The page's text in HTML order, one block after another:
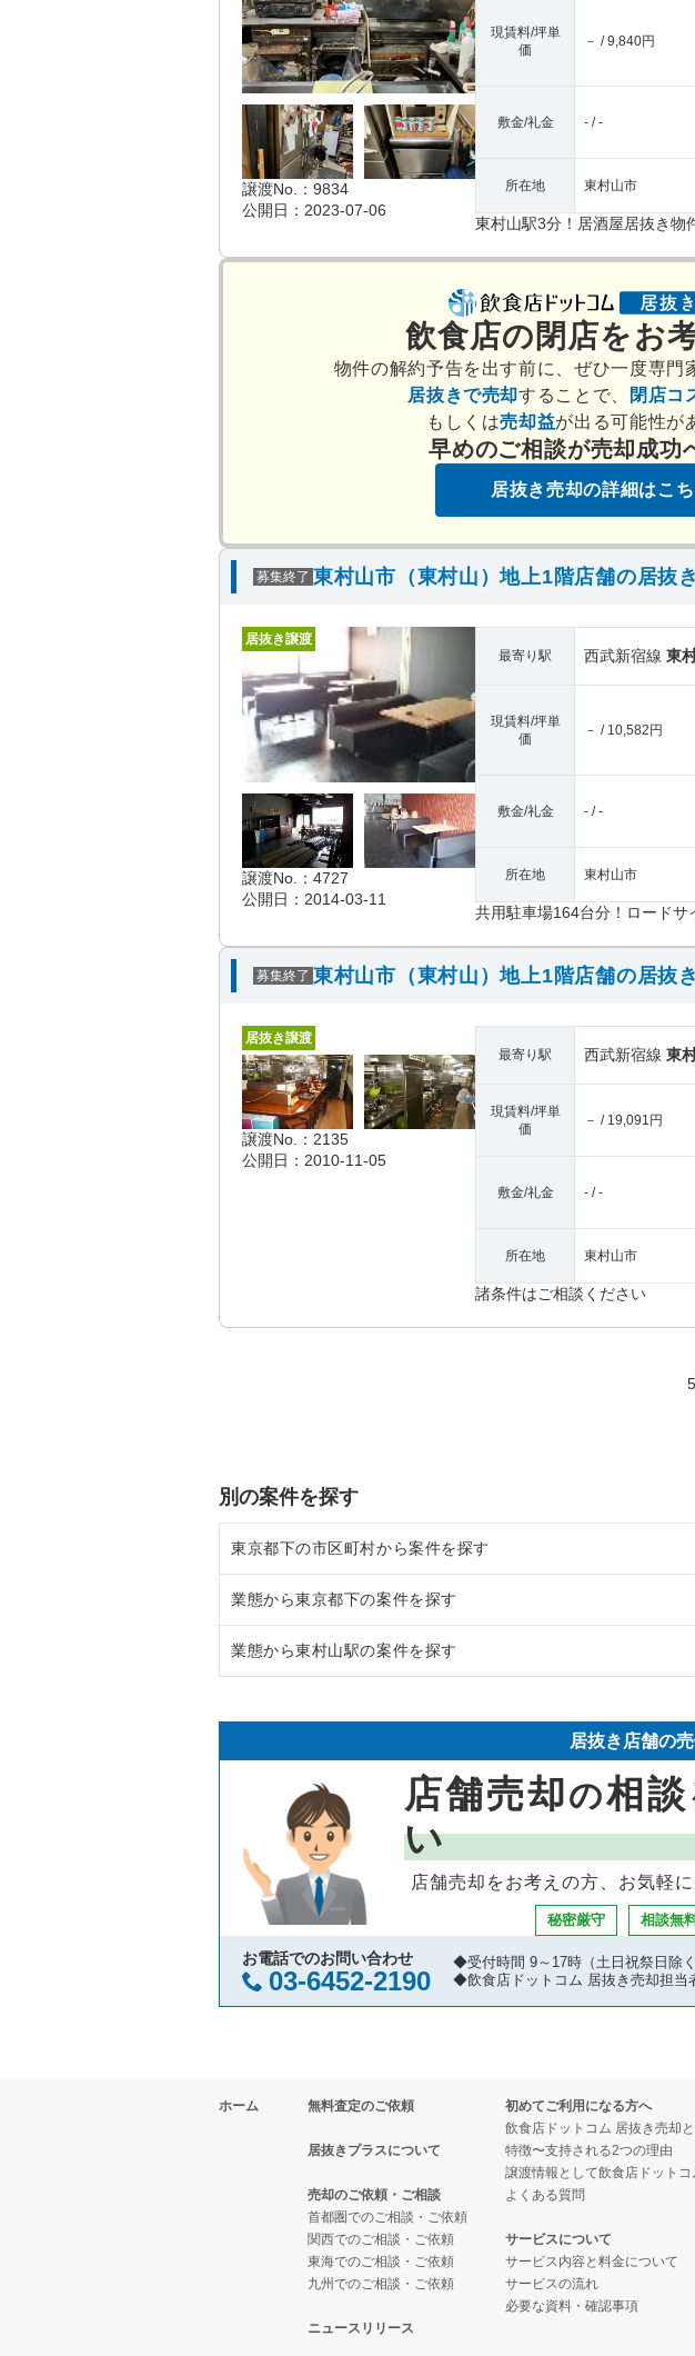
譲渡No.：9834
公開日：2023-07-06
現賃料/坪単
価
－ / 9,840円
敷金/礼金 - / -
所在地 東村山市
東村山駅3分！居酒屋居抜き物
飲食店の閉店をお
物件の解約予告を出す前に、ぜひ一度専門
居抜きで売却することで、 閉店コ
もしくは売却益が出る可能性が
早めのご相談が売却成功
居抜き売却の詳細はこち
募集終了 東村山市（東村山）地上1階店舗の居抜
居抜き譲渡
譲渡No.：4727
公開日：2014-03-11
最寄り駅 西武新宿線 東
現賃料/坪単
価
－ / 10,582円
敷金/礼金 - / -
所在地 東村山市
共用駐車場164台分！ロードサ
募集終了 東村山市（東村山）地上1階店舗の居抜
居抜き譲渡
譲渡No.：2135
公開日：2010-11-05
最寄り駅 西武新宿線 東
現賃料/坪単
価
－ / 19,091円
敷金/礼金 - / -
所在地 東村山市
諸条件はご相談ください
5
別の案件を探す
東京都下の市区町村から案件を探す
調布市の飲食店の居抜き売却物件の案件一覧
八王子市の飲食店の居抜き売却物件の案件一覧
立川市の飲食店の居抜き売却物件の案件一覧
町田市の飲食店の居抜き売却物件の案件一覧
東村山市の飲食店の居抜き売却物件の案件一覧
国立市の飲食店の居抜き売却物件の案件一覧
小金井市の飲食店の居抜き売却物件の案件一覧
府中市の飲食店の居抜き売却物件の案件一覧
昭島市の飲食店の居抜き売却物件の案件一覧
稲城市の飲食店の居抜き売却物件の案件一覧
三鷹市の飲食店の居抜き売却物件の案件一覧
清瀬市の飲食店の居抜き売却物件の案件一覧
小平市の飲食店の居抜き売却物件の案件一覧
業態から東京都下の案件を探す
東京都下のラーメンの居抜き売却物件の案件一覧
東京都下のイタリア料理の居抜き売却物件の案件一覧
東京都下の中華の居抜き売却物件の案件一覧
東京都下のそば・うどんの居抜き売却物件の案件一覧
東京都下の寿司の居抜き売却物件の案件一覧
東京都下の焼肉の居抜き売却物件の案件一覧
東京都下の鉄板焼き・お好み焼の居抜き売却物件の案件一覧
東京都下のカフェの居抜き売却物件の案件一覧
東京都下のテイクアウトの居抜き売却物件の案件一覧
東京都下のお弁当・惣菜・デリの居抜き売却物件の案件一覧
東京都下のカラオケ・パブ・スナックの居抜き売却物件の案件
東京都下のバーの居抜き売却物件の案件一覧
業態から東村山駅の案件を探す
居抜き店舗の
店舗売却の相
い
店舗売却をお考えの方、お気軽に
秘密厳守 相談無
お電話でのお問い合わせ
03-6452-2190
◆受付時間 9～17時（土日祝祭日除く
◆飲食店ドットコム 居抜き売却担当
ホーム 無料査定のご依頼
居抜きプラスについて
売却のご依頼・ご相談
首都圏でのご相談・ご依頼
関西でのご相談・ご依頼
東海でのご相談・ご依頼
九州でのご相談・ご依頼
ニュースリリース
初めてご利用になる方へ
飲食店ドットコム 居抜き売却
特徴〜支持される2つの理由
譲渡情報として飲食店ドット
よくある質問
サービスについて
サービス内容と料金について
サービスの流れ
必要な資料・確認事項